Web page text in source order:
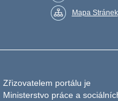
Mapa Stránek
Zřizovatelem portálu je
Ministerstvo práce a